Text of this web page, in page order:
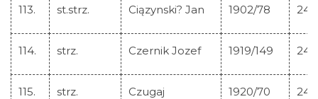
113. st.strz. Ciązynski? Jan 1902/78
114. strz. Czernik Jozef 1919/149
115. strz.
Czugaj
1920/70